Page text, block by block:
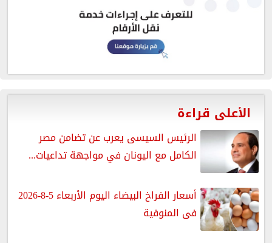
الأعلى قراءة
الرئيس السيسى يعرب عن تضامن مصر
الكامل مع اليونان في مواجهة تداعيات...
أسعار الفراخ البيضاء اليوم الأربعاء 5-8-2026
فى المنوفية